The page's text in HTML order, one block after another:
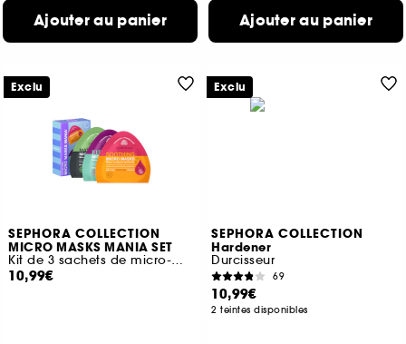
Ajouter au panier Ajouter au panier
SEPHORA COLLECTION
MICRO MASKS MANIA SET
Kit de 3 sachets de micro-masques
10,99€
Exclu
SEPHORA COLLECTION
Hardener
Durcisseur
69
10,99€
2 teintes disponibles
Exclu